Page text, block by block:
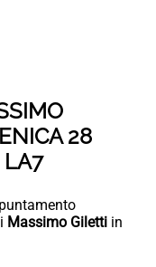
28
LA7
Massimo Giletti in